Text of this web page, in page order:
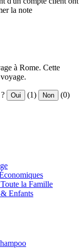
la note
à Rome. Cette
Oui (1) Non (0)
la Famille
Enfants